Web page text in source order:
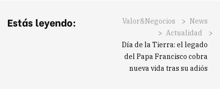
Estás leyendo: Valor&Negocios > News
> Actualidad
>
Día de la Tierra: el legado
del Papa Francisco cobra
nueva vida tras su adiós